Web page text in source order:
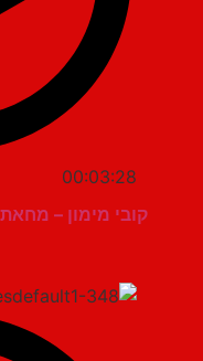
00:03:28
קובי מימון – מחאת הנכים